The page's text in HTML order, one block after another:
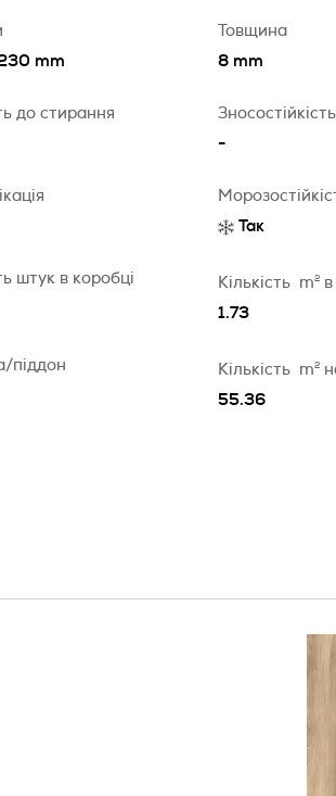
mm
Товщина
8 mm
до стирання
-
Так
штук в коробці
Кількість m2
1.73
піддон
Кількість m2
55.36